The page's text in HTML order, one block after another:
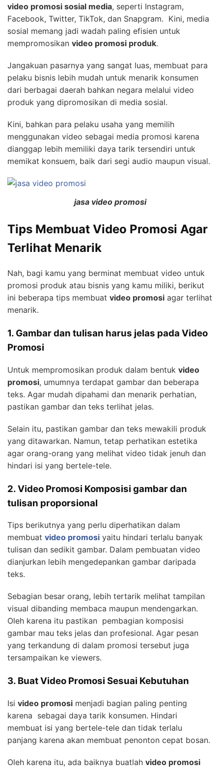
video promosi sosial media, seperti Instagram,
Facebook, Twitter, TikTok, dan Snapgram. Kini, media
sosial memang jadi wadah paling efisien untuk
mempromosikan video promosi produk.
Jangakuan pasarnya yang sangat luas, membuat para
pelaku bisnis lebih mudah untuk menarik konsumen
dari berbagai daerah bahkan negara melalui video
produk yang dipromosikan di media sosial.
Kini, bahkan para pelaku usaha yang memilih
menggunakan video sebagai media promosi karena
dianggap lebih memiliki daya tarik tersendiri untuk
memikat konsuem, baik dari segi audio maupun visual.
jasa video promosi
Tips Membuat Video Promosi Agar
Terlihat Menarik
Nah, bagi kamu yang berminat membuat video untuk
promosi produk atau bisnis yang kamu miliki, berikut
ini beberapa tips membuat video promosi agar terlihat
menarik.
1. Gambar dan tulisan harus jelas pada Video
Promosi
Untuk mempromosikan produk dalam bentuk video
promosi, umumnya terdapat gambar dan beberapa
teks. Agar mudah dipahami dan menarik perhatian,
pastikan gambar dan teks terlihat jelas.
Selain itu, pastikan gambar dan teks mewakili produk
yang ditawarkan. Namun, tetap perhatikan estetika
agar orang-orang yang melihat video tidak jenuh dan
hindari isi yang bertele-tele.
2. Video Promosi Komposisi gambar dan
tulisan proporsional
Tips berikutnya yang perlu diperhatikan dalam
membuat video promosi yaitu hindari terlalu banyak
tulisan dan sedikit gambar. Dalam pembuatan video
dianjurkan lebih mengedepankan gambar daripada
teks.
Sebagian besar orang, lebih tertarik melihat tampilan
visual dibanding membaca maupun mendengarkan.
Oleh karena itu pastikan pembagian komposisi
gambar mau teks jelas dan profesional. Agar pesan
yang terkandung di dalam promosi tersebut juga
tersampaikan ke viewers.
3. Buat Video Promosi Sesuai Kebutuhan
Isi video promosi menjadi bagian paling penting
karena sebagai daya tarik konsumen. Hindari
membuat isi yang bertele-tele dan tidak terlalu
panjang karena akan membuat penonton cepat bosan.
Oleh karena itu, ada baiknya buatlah video promosi